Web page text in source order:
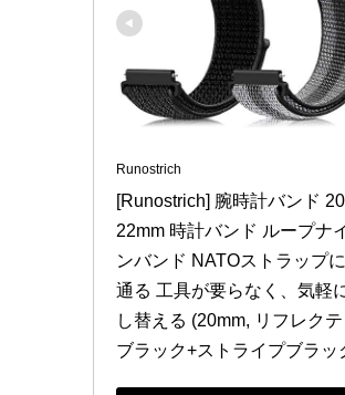
Runostrich
[Runostrich] 腕時計バンド
22mm 時計バンド ループナ
ンバンド NATOストラップ
通る 工具が要らなく、気軽
し替える (20mm, リフレク
ブラック+ストライプブラッ